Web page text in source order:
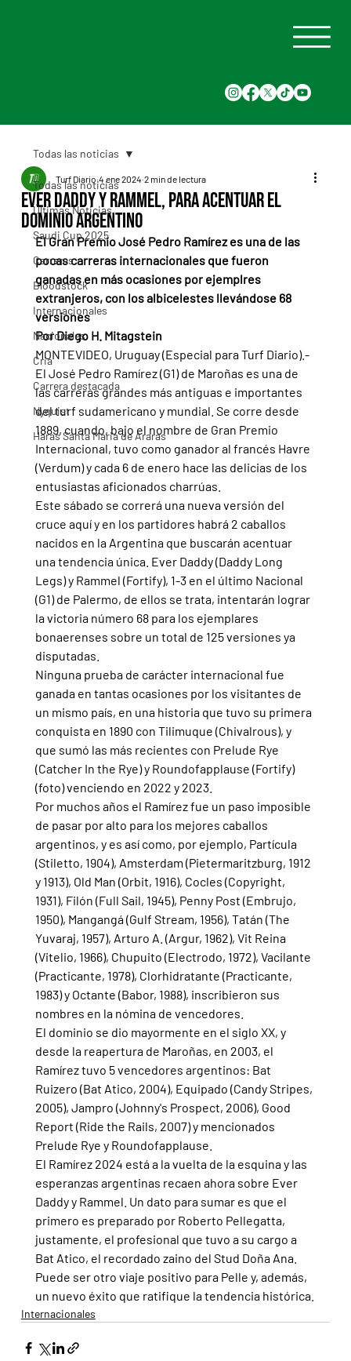
Todas las noticias
Últimas Noticias
Saudi Cup 2025
Carreras
Bloodstock
Internacionales
Nacionales
Cria
Carrera destacada
Nyquist
Haras Santa Maria de Araras
Todas las noticias
Ever Daddy y Rammel, para acentuar el
dominio argentino
Turf Diario 4 ene 2024 2 min de lectura
El Gran Premio José Pedro Ramírez es una de las
pocas carreras internacionales que fueron
ganadas en más ocasiones por ejemplres
extranjeros, con los albicelestes llevándose 68
versiones
Por Diego H. Mitagstein
MONTEVIDEO, Uruguay (Especial para Turf Diario).-
El José Pedro Ramírez (G1) de Maroñas es una de
las carreras grandes más antiguas e importantes
del turf sudamericano y mundial. Se corre desde
1889, cuando, bajo el nombre de Gran Premio
Internacional, tuvo como ganador al francés Havre
(Verdum) y cada 6 de enero hace las delicias de los
entusiastas aficionados charrúas.
Este sábado se correrá una nueva versión del
cruce aquí y en los partidores habrá 2 caballos
nacidos en la Argentina que buscarán acentuar
una tendencia única. Ever Daddy (Daddy Long
Legs) y Rammel (Fortify), 1-3 en el último Nacional
(G1) de Palermo, de ellos se trata, intentarán lograr
la victoria número 68 para los ejemplares
bonaerenses sobre un total de 125 versiones ya
disputadas.
Ninguna prueba de carácter internacional fue
ganada en tantas ocasiones por los visitantes de
un mismo país, en una historia que tuvo su primera
conquista en 1890 con Tilimuque (Chivalrous), y
que sumó las más recientes con Prelude Rye
(Catcher In the Rye) y Roundofapplause (Fortify)
(foto) venciendo en 2022 y 2023.
Por muchos años el Ramírez fue un paso imposible
de pasar por alto para los mejores caballos
argentinos, y es así como, por ejemplo, Partícula
(Stiletto, 1904), Amsterdam (Pietermaritzburg, 1912
y 1913), Old Man (Orbit, 1916), Cocles (Copyright,
1931), Filón (Full Sail, 1945), Penny Post (Embrujo,
1950), Mangangá (Gulf Stream, 1956), Tatán (The
Yuvaraj, 1957), Arturo A. (Argur, 1962), Vit Reina
(Vitelio, 1966), Chupuito (Electrodo, 1972), Vacilante
(Practicante, 1978), Clorhidratante (Practicante,
1983) y Octante (Babor, 1988), inscribieron sus
nombres en la nómina de vencedores.
El dominio se dio mayormente en el siglo XX, y
desde la reapertura de Maroñas, en 2003, el
Ramírez tuvo 5 vencedores argentinos: Bat
Ruizero (Bat Atico, 2004), Equipado (Candy Stripes,
2005), Jampro (Johnny's Prospect, 2006), Good
Report (Ride the Rails, 2007) y mencionados
Prelude Rye y Roundofapplause.
El Ramírez 2024 está a la vuelta de la esquina y las
esperanzas argentinas recaen ahora sobre Ever
Daddy y Rammel. Un dato para sumar es que el
primero es preparado por Roberto Pellegatta,
justamente, el profesional que tuvo a su cargo a
Bat Atico, el recordado zaino del Stud Doña Ana.
Puede ser otro viaje positivo para Pelle y, además,
un nuevo éxito que ratifique la tendencia histórica.
Internacionales